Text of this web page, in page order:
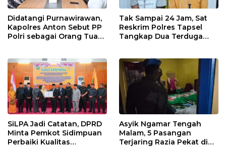
Didatangi Purnawirawan,
Kapolres Anton Sebut PP
Polri sebagai Orang Tua
Tak Sampai 24 Jam, Sat
Reskrim Polres Tapsel
Tangkap Dua Terduga
SiLPA Jadi Catatan, DPRD
Minta Pemkot Sidimpuan
Perbaiki Kualitas
Asyik Ngamar Tengah
Malam, 5 Pasangan
Terjaring Razia Pekat di